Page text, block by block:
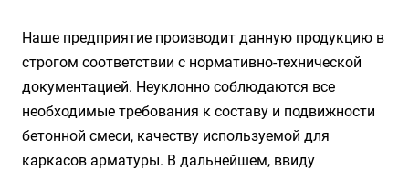
Наше предприятие производит данную продукцию в
строгом соответствии с нормативно-технической
документацией. Неуклонно соблюдаются все
необходимые требования к составу и подвижности
бетонной смеси, качеству используемой для
каркасов арматуры. В дальнейшем, ввиду